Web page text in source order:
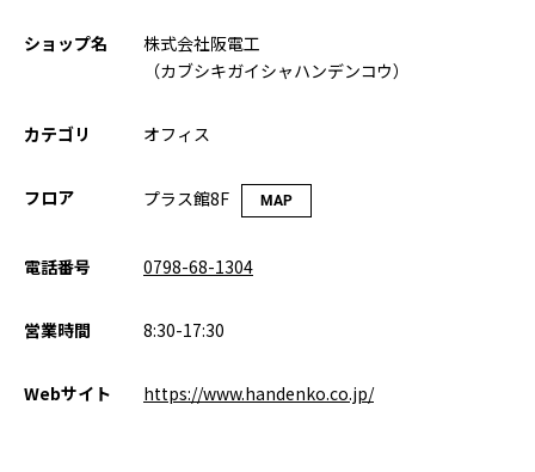
ショップ名
株式会社阪電工
（カブシキガイシャハンデンコウ）
カテゴリ オフィス
フロア プラス館8F MAP
電話番号 0798-68-1304
営業時間 8:30-17:30
Webサイト https://www.handenko.co.jp/